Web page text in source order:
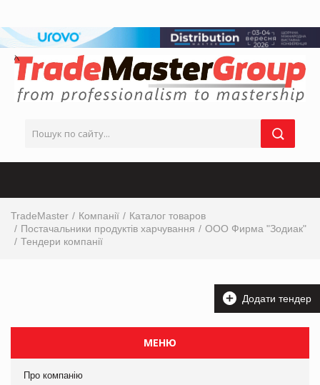
TradeMaster Компанії
Каталог товаров
Постачальники продуктів харчування
ООО Фирма "Зодиак"
Тендери компанії
Додати тендер
МЕНЮ
Про компанію